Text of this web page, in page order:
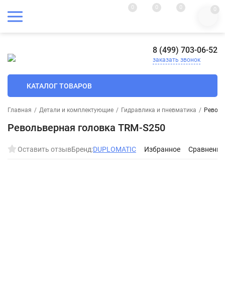
0 0 0 0
8 (499) 703-06-52
заказать звонок
КАТАЛОГ ТОВАРОВ
Главная / Детали и комплектующие / Гидравлика и пневматика /
Револьверная головка TRM-S250
Оставить отзывБренд:DUPLOMATIC Избранное Сравнение